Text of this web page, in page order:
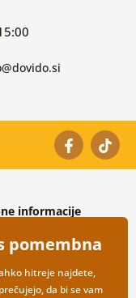
informacije
vprašanja
pomembna
hitreje najdete,
da bi se vam